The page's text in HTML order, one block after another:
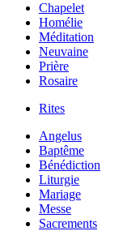
Chapelet
Homélie
Méditation
Neuvaine
Prière
Rosaire
Rites
Angelus
Baptême
Bénédiction
Liturgie
Mariage
Messe
Sacrements